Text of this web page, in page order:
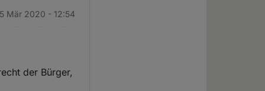
Mär 2020 - 12:54
der Bürger,